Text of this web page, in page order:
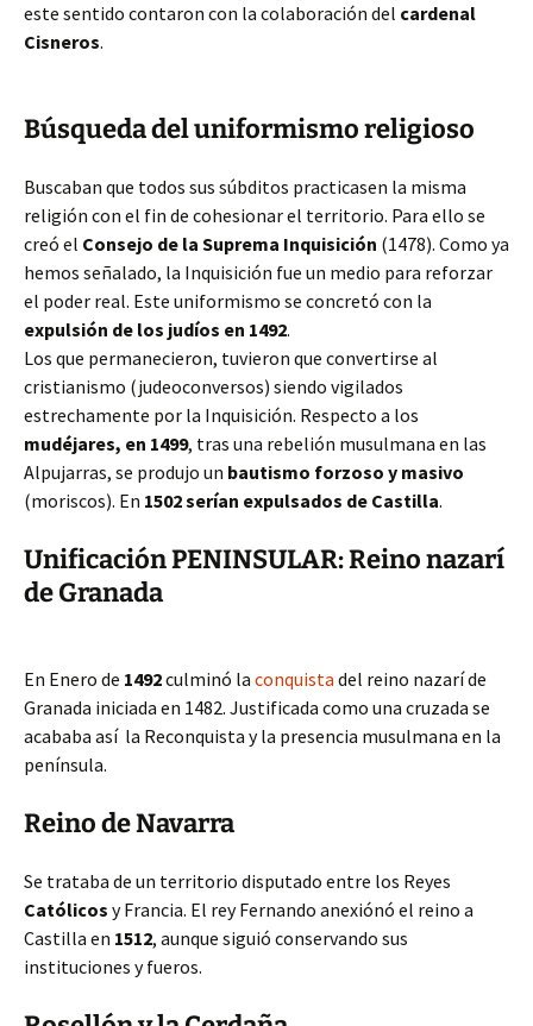
este sentido contaron con la colaboración del cardenal
Cisneros.
Búsqueda del uniformismo religioso
Buscaban que todos sus súbditos practicasen la misma
religión con el fin de cohesionar el territorio. Para ello se
creó el Consejo de la Suprema Inquisición (1478). Como ya
hemos señalado, la Inquisición fue un medio para reforzar
el poder real. Este uniformismo se concretó con la
expulsión de los judíos en 1492.
Los que permanecieron, tuvieron que convertirse al
cristianismo (judeoconversos) siendo vigilados
estrechamente por la Inquisición. Respecto a los
mudéjares, en 1499, tras una rebelión musulmana en las
Alpujarras, se produjo un bautismo forzoso y masivo
(moriscos). En 1502 serían expulsados de Castilla.
Unificación PENINSULAR: Reino nazarí
de Granada
En Enero de 1492culminó la conquista del reino nazarí de
Granada iniciada en 1482. Justificada como una cruzada se
acababa así la Reconquista y la presencia musulmana en la
península.
Reino de Navarra
Se trataba de un territorio disputado entre los Reyes
Católicos y Francia. El rey Fernando anexiónó el reino a
Castilla en 1512, aunque siguió conservando sus
instituciones y fueros.